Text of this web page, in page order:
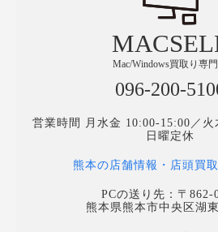
Mac/Windows買取り専
096-200-
営業時間 月水金 10:00-15:00／
日曜定休
熊本の店舗情報・店頭買
PCの送り先：〒862-
熊本県熊本市中央区湖